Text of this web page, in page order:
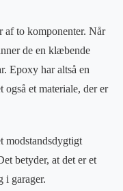
af to komponenter. Når
de en klæbende
Epoxy har altså en
et materiale, der er
modstandsdygtigt
betyder, at det er et
i garager.